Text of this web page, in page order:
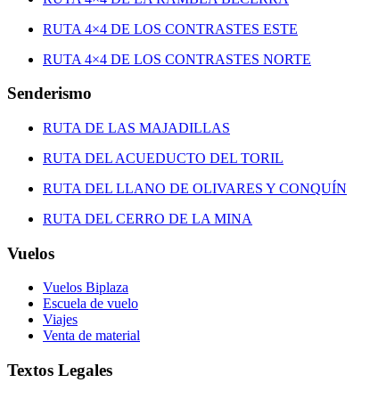
RUTA 4×4 DE LOS CONTRASTES ESTE
RUTA 4×4 DE LOS CONTRASTES NORTE
Senderismo
RUTA DE LAS MAJADILLAS
RUTA DEL ACUEDUCTO DEL TORIL
RUTA DEL LLANO DE OLIVARES Y CONQUÍN
RUTA DEL CERRO DE LA MINA
Vuelos
Vuelos Biplaza
Escuela de vuelo
Viajes
Venta de material
Textos Legales